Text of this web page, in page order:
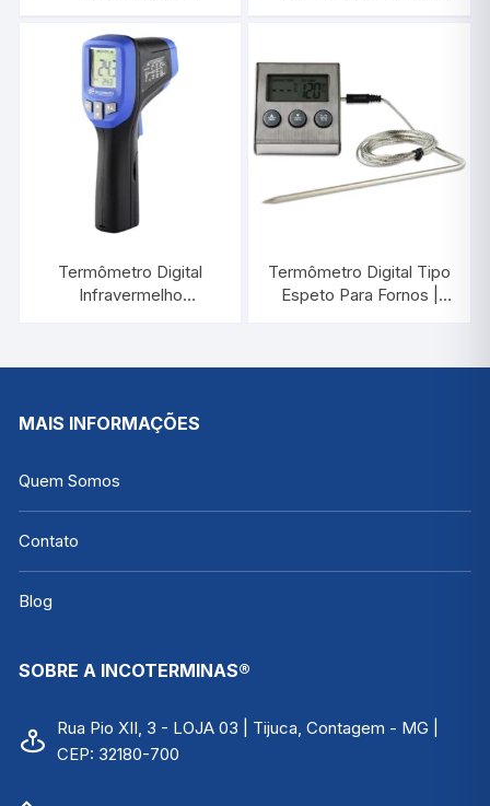
INCOTERM ST-900
Termômetro Digital
Infravermelho
Termômetro Digital Tipo
Espeto Para Fornos |
MAIS INFORMAÇÕES
Quem Somos
Contato
Blog
SOBRE A INCOTERMINAS®
Rua Pio XII, 3 - LOJA 03 | Tijuca, Contagem - MG |
CEP: 32180-700